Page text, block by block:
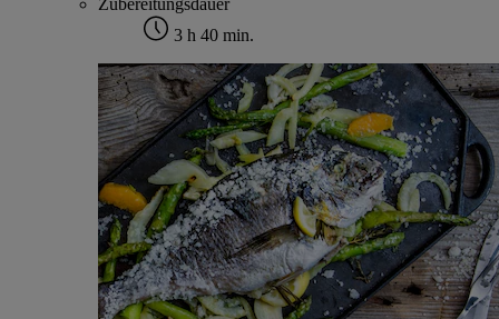
Zubereitungsdauer
3 h 40 min.